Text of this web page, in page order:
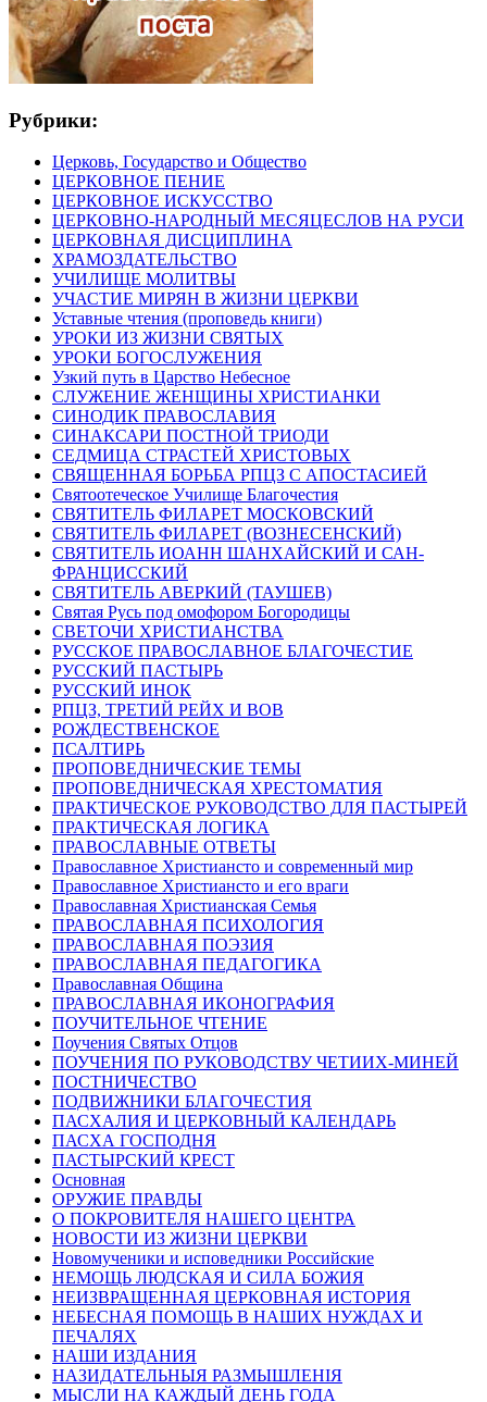
Рубрики:
Церковь, Государство и Общество
ЦЕРКОВНОЕ ПЕНИЕ
ЦЕРКОВНОЕ ИСКУССТВО
ЦЕРКОВНО-НАРОДНЫЙ МЕСЯЦЕСЛОВ НА РУСИ
ЦЕРКОВНАЯ ДИСЦИПЛИНА
ХРАМОЗДАТЕЛЬСТВО
УЧИЛИЩЕ МОЛИТВЫ
УЧАСТИЕ МИРЯН В ЖИЗНИ ЦЕРКВИ
Уставные чтения (проповедь книги)
УРОКИ ИЗ ЖИЗНИ СВЯТЫХ
УРОКИ БОГОСЛУЖЕНИЯ
Узкий путь в Царство Небесное
СЛУЖЕНИЕ ЖЕНЩИНЫ ХРИСТИАНКИ
СИНОДИК ПРАВОСЛАВИЯ
СИНАКСАРИ ПОСТНОЙ ТРИОДИ
СЕДМИЦА СТРАСТЕЙ ХРИСТОВЫХ
СВЯЩЕННАЯ БОРЬБА РПЦЗ С АПОСТАСИЕЙ
Святоотеческое Училище Благочестия
СВЯТИТЕЛЬ ФИЛАРЕТ МОСКОВСКИЙ
СВЯТИТЕЛЬ ФИЛАРЕТ (ВОЗНЕСЕНСКИЙ)
СВЯТИТЕЛЬ ИОАНН ШАНХАЙСКИЙ И САН-
ФРАНЦИССКИЙ
СВЯТИТЕЛЬ АВЕРКИЙ (ТАУШЕВ)
Святая Русь под омофором Богородицы
СВЕТОЧИ ХРИСТИАНСТВА
РУССКОЕ ПРАВОСЛАВНОЕ БЛАГОЧЕСТИЕ
РУССКИЙ ПАСТЫРЬ
РУССКИЙ ИНОК
РПЦЗ, ТРЕТИЙ РЕЙХ И ВОВ
РОЖДЕСТВЕНСКОЕ
ПСАЛТИРЬ
ПРОПОВЕДНИЧЕСКИЕ ТЕМЫ
ПРОПОВЕДНИЧЕСКАЯ ХРЕСТОМАТИЯ
ПРАКТИЧЕСКОЕ РУКОВОДСТВО ДЛЯ ПАСТЫРЕЙ
ПРАКТИЧЕСКАЯ ЛОГИКА
ПРАВОСЛАВНЫЕ ОТВЕТЫ
Православное Христиансто и современный мир
Православное Христиансто и его враги
Православная Христианская Семья
ПРАВОСЛАВНАЯ ПСИХОЛОГИЯ
ПРАВОСЛАВНАЯ ПОЭЗИЯ
ПРАВОСЛАВНАЯ ПЕДАГОГИКА
Православная Община
ПРАВОСЛАВНАЯ ИКОНОГРАФИЯ
ПОУЧИТЕЛЬНОЕ ЧТЕНИЕ
Поучения Святых Отцов
ПОУЧЕНИЯ ПО РУКОВОДСТВУ ЧЕТИИХ-МИНЕЙ
ПОСТНИЧЕСТВО
ПОДВИЖНИКИ БЛАГОЧЕСТИЯ
ПАСХАЛИЯ И ЦЕРКОВНЫЙ КАЛЕНДАРЬ
ПАСХА ГОСПОДНЯ
ПАСТЫРСКИЙ КРЕСТ
Основная
ОРУЖИЕ ПРАВДЫ
О ПОКРОВИТЕЛЯ НАШЕГО ЦЕНТРА
НОВОСТИ ИЗ ЖИЗНИ ЦЕРКВИ
Новомученики и исповедники Российские
НЕМОЩЬ ЛЮДСКАЯ И СИЛА БОЖИЯ
НЕИЗВРАЩЕННАЯ ЦЕРКОВНАЯ ИСТОРИЯ
НЕБЕСНАЯ ПОМОЩЬ В НАШИХ НУЖДАХ И
ПЕЧАЛЯХ
НАШИ ИЗДАНИЯ
НАЗИДАТЕЛЬНЫЯ РАЗМЫШЛЕНІЯ
МЫСЛИ НА КАЖДЫЙ ДЕНЬ ГОДА